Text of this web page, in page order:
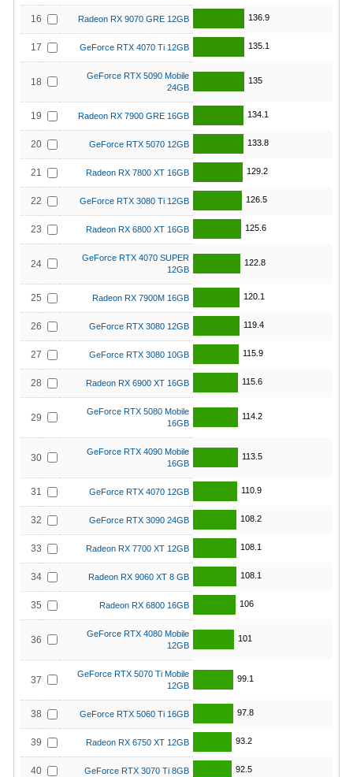
16 Radeon RX 9070 GRE 12GB 136.9
17 GeForce RTX 4070 Ti 12GB 135.1
18
GeForce RTX 5090 Mobile
24GB
135
19 Radeon RX 7900 GRE 16GB 134.1
20 GeForce RTX 5070 12GB 133.8
21 Radeon RX 7800 XT 16GB 129.2
22 GeForce RTX 3080 Ti 12GB 126.5
23 Radeon RX 6800 XT 16GB 125.6
24
GeForce RTX 4070 SUPER
12GB
122.8
25 Radeon RX 7900M 16GB 120.1
26 GeForce RTX 3080 12GB 119.4
27 GeForce RTX 3080 10GB 115.9
28 Radeon RX 6900 XT 16GB 115.6
29
GeForce RTX 5080 Mobile
16GB
114.2
30
GeForce RTX 4090 Mobile
16GB
113.5
31 GeForce RTX 4070 12GB 110.9
32 GeForce RTX 3090 24GB 108.2
33 Radeon RX 7700 XT 12GB 108.1
34 Radeon RX 9060 XT 8 GB 108.1
35 Radeon RX 6800 16GB 106
36
GeForce RTX 4080 Mobile
12GB
101
37
GeForce RTX 5070 Ti Mobile
12GB
99.1
38 GeForce RTX 5060 Ti 16GB 97.8
39 Radeon RX 6750 XT 12GB 93.2
40 GeForce RTX 3070 Ti 8GB 92.5